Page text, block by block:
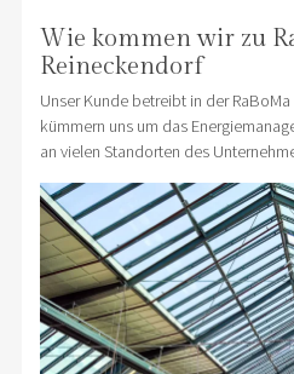
Wie kommen wir zu
Reineckendorf
Unser Kunde betreibt in der
kümmern uns um das
an vielen Standorten des